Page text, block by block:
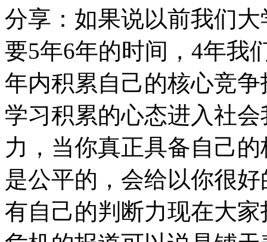
分享：如果说以前我们
要5年6年的时间，4年我
年内积累自己的核心竞
学习积累的心态进入社
力，当你真正具备自己
是公平的，会给以你很
有自己的判断力现在大